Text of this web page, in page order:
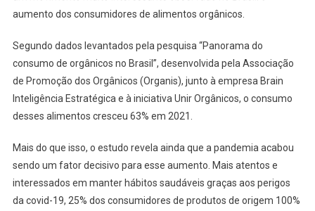
aumento dos consumidores de alimentos orgânicos.
Segundo dados levantados pela pesquisa “Panorama do
consumo de orgânicos no Brasil”, desenvolvida pela Associação
de Promoção dos Orgânicos (Organis), junto à empresa Brain
Inteligência Estratégica e à iniciativa Unir Orgânicos, o consumo
desses alimentos cresceu 63% em 2021.
Mais do que isso, o estudo revela ainda que a pandemia acabou
sendo um fator decisivo para esse aumento. Mais atentos e
interessados em manter hábitos saudáveis graças aos perigos
da covid-19, 25% dos consumidores de produtos de origem 100%